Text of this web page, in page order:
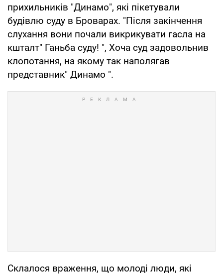
прихильників "Динамо", які пікетували
будівлю суду в Броварах. "Після закінчення
слухання вони почали викрикувати гасла на
кшталт" Ганьба суду! ", Хоча суд задовольнив
клопотання, на якому так наполягав
представник" Динамо ".
Склалося враження, що молоді люди, які